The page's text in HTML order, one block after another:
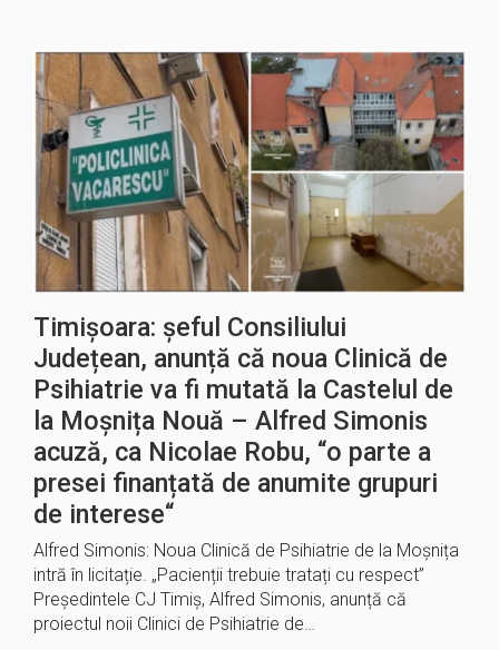
Timișoara: șeful Consiliului
Județean, anunță că noua Clinică de
Psihiatrie va fi mutată la Castelul de
la Moșnița Nouă – Alfred Simonis
acuză, ca Nicolae Robu, “o parte a
presei finanțată de anumite grupuri
de interese“
Alfred Simonis: Noua Clinică de Psihiatrie de la Moșnița
intră în licitație. „Pacienții trebuie tratați cu respect”
Președintele CJ Timiș, Alfred Simonis, anunță că
proiectul noii Clinici de Psihiatrie de…